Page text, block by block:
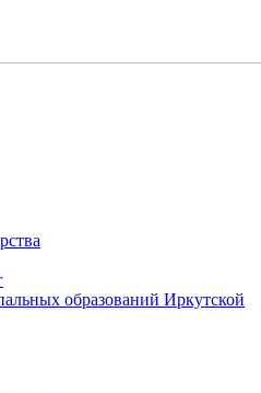
образований Иркутской